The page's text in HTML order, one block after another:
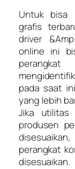
Untuk bisa
grafis
driver
online ini
pada saat
yang lebih
Jika utilitas
produsen
perangkat
disesuaikan.